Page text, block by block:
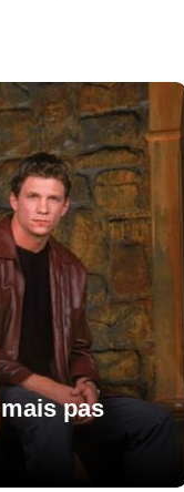
pas